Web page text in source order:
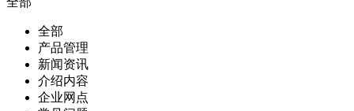
全部
产品管理
新闻资讯
介绍内容
企业网点